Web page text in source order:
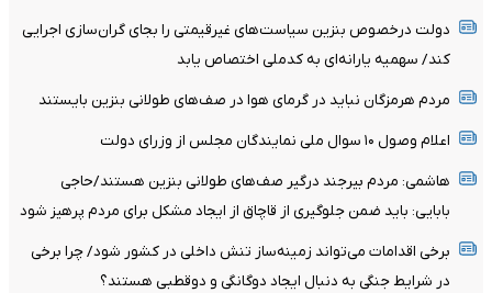
دولت درخصوص بنزین سیاست‌های غیرقیمتی را بجای گران‌سازی اجرایی
کند/ سهمیه یارانه‌ای به کدملی اختصاص یابد
مردم هرمزگان نباید در گرمای هوا در صف‌های طولانی بنزین بایستند
اعلام وصول ۱۰ سوال ملی نمایندگان مجلس از وزرای دولت
هاشمی: مردم بیرجند درگیر صف‌های طولانی بنزین هستند/حاجی
بابایی: باید ضمن جلوگیری از قاچاق از ایجاد مشکل برای مردم پرهیز شود
برخی اقدامات می‌تواند زمینه‌ساز تنش داخلی در کشور شود/ چرا برخی
در شرایط جنگی به دنبال ایجاد دوگانگی و دوقطبی هستند؟